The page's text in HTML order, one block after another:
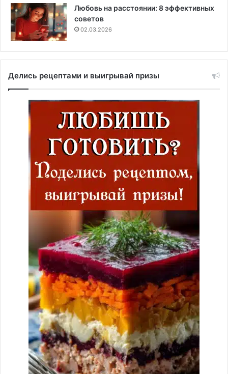
Любовь на расстоянии: 8 эффективных
советов
02.03.2026
Делись рецептами и выигрывай призы